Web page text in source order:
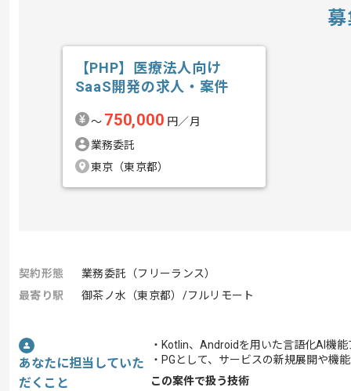
【PHP】医療法人向け
SaaS開発の求人・案件
〜 750,000 円／月
業務委託
東京（東京都）
契約形態
業務委託（フリーランス）
最寄り駅
御茶ノ水（東京都）/フルリモート
あなたに担当していた
だくこと
・Kotlin、Androidを用いた言語化AI機
・PGとして、サービスの新規展開や機
この案件で扱う技術